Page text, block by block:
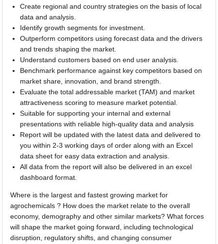
Create regional and country strategies on the basis of local
data and analysis.
Identify growth segments for investment.
Outperform competitors using forecast data and the drivers
and trends shaping the market.
Understand customers based on end user analysis.
Benchmark performance against key competitors based on
market share, innovation, and brand strength.
Evaluate the total addressable market (TAM) and market
attractiveness scoring to measure market potential.
Suitable for supporting your internal and external
presentations with reliable high-quality data and analysis
Report will be updated with the latest data and delivered to
you within 2-3 working days of order along with an Excel
data sheet for easy data extraction and analysis.
All data from the report will also be delivered in an excel
dashboard format.
Where is the largest and fastest growing market for
agrochemicals ? How does the market relate to the overall
economy, demography and other similar markets? What forces
will shape the market going forward, including technological
disruption, regulatory shifts, and changing consumer